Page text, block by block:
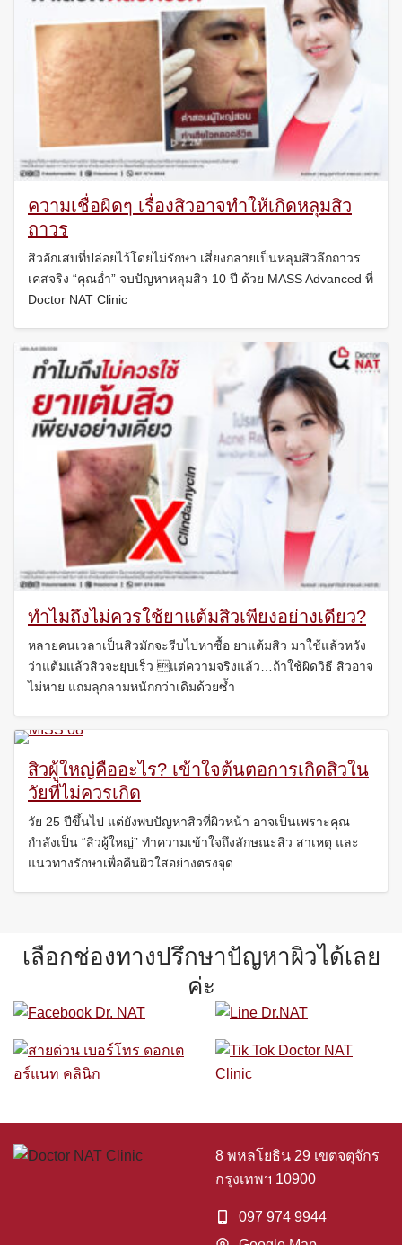
ความเชื่อผิดๆ เรื่องสิวอาจทำให้เกิดหลุมสิว
ถาวร
สิวอักเสบที่ปล่อยไว้โดยไม่รักษา เสี่ยงกลายเป็นหลุมสิวลึกถาวร
เคสจริง “คุณอ่ำ” จบปัญหาหลุมสิว 10 ปี ด้วย MASS Advanced ที่
Doctor NAT Clinic
ทำไมถึงไม่ควรใช้ยาแต้มสิวเพียงอย่างเดียว?
หลายคนเวลาเป็นสิวมักจะรีบไปหาซื้อ ยาแต้มสิว มาใช้แล้วหวัง
ว่าแต้มแล้วสิวจะยุบเร็ว แต่ความจริงแล้ว…ถ้าใช้ผิดวิธี สิวอาจ
ไม่หาย แถมลุกลามหนักกว่าเดิมด้วยซ้ำ
สิวผู้ใหญ่คืออะไร? เข้าใจต้นตอการเกิดสิวใน
วัยที่ไม่ควรเกิด
วัย 25 ปีขึ้นไป แต่ยังพบปัญหาสิวที่ผิวหน้า อาจเป็นเพราะคุณ
กำลังเป็น “สิวผู้ใหญ่” ทำความเข้าใจถึงลักษณะสิว สาเหตุ และ
แนวทางรักษาเพื่อคืนผิวใสอย่างตรงจุด
เลือกช่องทางปรึกษาปัญหาผิวได้เลย
ค่ะ
8 พหลโยธิน 29 เขตจตุจักร
กรุงเทพฯ 10900
097 974 9944